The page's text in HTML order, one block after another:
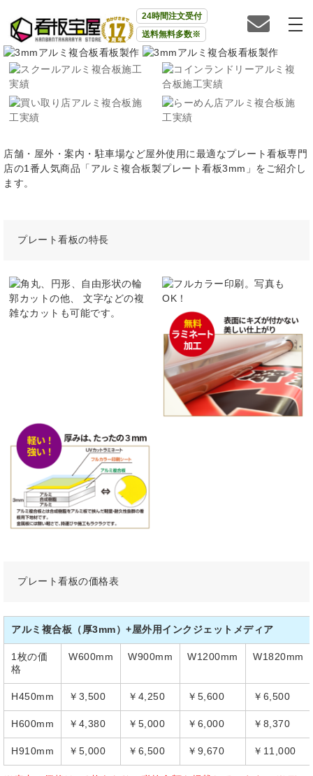
24時間注文受付
送料無料多数※
店舗・屋外・案内・駐車場など屋外使用に最適なプレート看板専門
店の1番人気商品「アルミ複合板製プレート看板3mm」をご紹介し
ます。
プレート看板の特長
プレート看板の価格表
アルミ複合板（厚3mm）+屋外用インクジェットメディア
1枚の価
格
W600mm W900mm W1200mm W1820mm
H450mm ￥3,500 ￥4,250 ￥5,600 ￥6,500
H600mm ￥4,380 ￥5,000 ￥6,000 ￥8,370
H910mm ￥5,000 ￥6,500 ￥9,670 ￥11,000